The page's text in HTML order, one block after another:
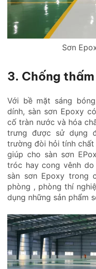
Sơn
3. Chống
Với bề mặt sáng
dính, sàn sơn Epoxy
cố tràn nước và hóa
trưng được sử dụng
trường đòi hỏi tính
giúp cho sàn sơn
tróc hay cong vênh
sàn sơn Epoxy trong
phòng , phòng thí
dụng những sản phẩm